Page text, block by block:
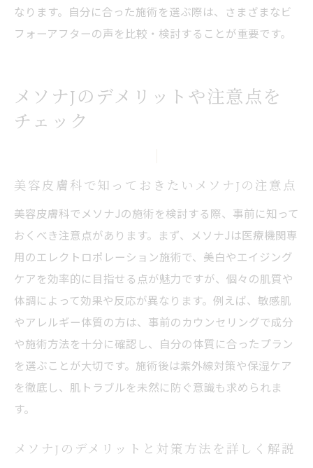
なります。自分に合った施術を選ぶ際は、さまざまなビ
フォーアフターの声を比較・検討することが重要です。
メソナJのデメリットや注意点を
チェック
美容皮膚科で知っておきたいメソナJの注意点
美容皮膚科でメソナJの施術を検討する際、事前に知って
おくべき注意点があります。まず、メソナJは医療機関専
用のエレクトロポレーション施術で、美白やエイジング
ケアを効率的に目指せる点が魅力ですが、個々の肌質や
体調によって効果や反応が異なります。例えば、敏感肌
やアレルギー体質の方は、事前のカウンセリングで成分
や施術方法を十分に確認し、自分の体質に合ったプラン
を選ぶことが大切です。施術後は紫外線対策や保湿ケア
を徹底し、肌トラブルを未然に防ぐ意識も求められま
す。
メソナJのデメリットと対策方法を詳しく解説